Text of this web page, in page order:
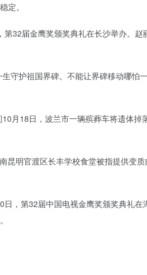
定。
32届金鹰奖颁奖典礼在长沙举办。
守护祖国界碑。不能让界碑移动哪怕
月18日，波兰市一辆殡葬车将遗体
昆明官渡区长丰学校食堂被指提供变质
，第32届中国电视金鹰奖颁奖典礼